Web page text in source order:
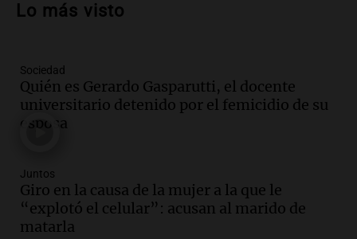
provincia y su integración
Audio.
recordó su paso por Perú: "Nos decía
siempre: ''Difundan el milagro''"
Viva la Radio
Audio.
más femicidios del país, según informe
de Casa del Encuentro
Panorama Federal
Lo más visto
Sociedad
Quién es Gerardo Gasparutti, el docente
universitario detenido por el femicidio de su
esposa
Juntos
Giro en la causa de la mujer a la que le
“explotó el celular”: acusan al marido de
matarla